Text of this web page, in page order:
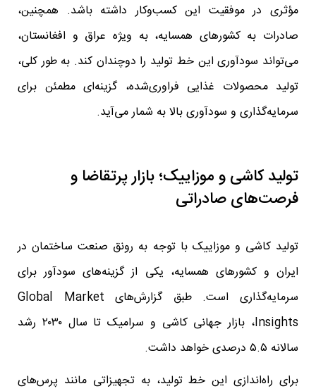
مؤثری در موفقیت این کسب‌وکار داشته باشد. همچنین،
صادرات به کشورهای همسایه، به ویژه عراق و افغانستان،
می‌تواند سودآوری این خط تولید را دوچندان کند. به طور کلی،
تولید محصولات غذایی فراوری‌شده، گزینه‌ای مطمئن برای
سرمایه‌گذاری و سودآوری بالا به شمار می‌آید.
تولید کاشی و موزاییک؛ بازار پرتقاضا و
فرصت‌های صادراتی
تولید کاشی و موزاییک با توجه به رونق صنعت ساختمان در
ایران و کشورهای همسایه، یکی از گزینه‌های سودآور برای
سرمایه‌گذاری است. طبق گزارش‌های Global Market
Insights، بازار جهانی کاشی و سرامیک تا سال ۲۰۳۰ رشد
سالانه ۵.۵ درصدی خواهد داشت.
برای راه‌اندازی این خط تولید، به تجهیزاتی مانند پرس‌های